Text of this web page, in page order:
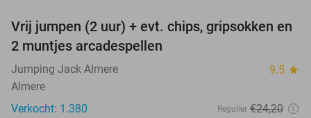
38%
Vrij jumpen (2 uur) + evt. chips, gripsokken en
2 muntjes arcadespellen
Jumping Jack Almere 9.5 star
Almere
Verkocht: 1.380
Regulier €24,20